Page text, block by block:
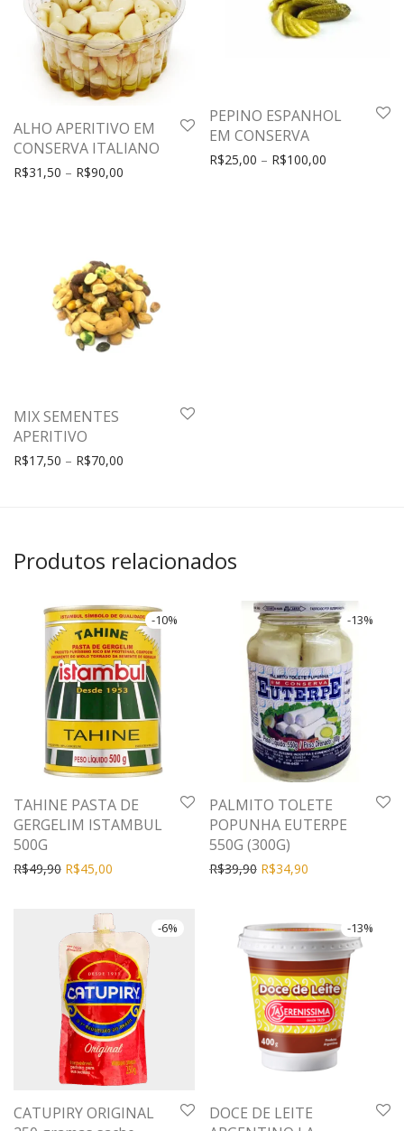
ALHO APERITIVO EM
CONSERVA ITALIANO
R$31,50 – R$90,00
PEPINO ESPANHOL
EM CONSERVA
R$25,00 – R$100,00
MIX SEMENTES
APERITIVO
R$17,50 – R$70,00
Produtos relacionados
-10%
TAHINE PASTA DE
GERGELIM ISTAMBUL
500G
R$49,90 R$45,00
-13%
PALMITO TOLETE
POPUNHA EUTERPE
550G (300G)
R$39,90 R$34,90
-6%
CATUPIRY ORIGINAL
-13%
DOCE DE LEITE